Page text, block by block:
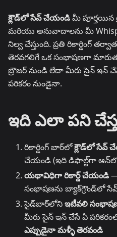
క్లౌడ్‌లో సేవ్ చేయండిమీ పూర్తయిన
మరియు అనువాదాలను మీ
నిల్వ చేస్తుంది. ప్రతి రికార్డింగ్
తెరవగలిగే ఒక సంభాషణగా
బ్రౌజర్ నుండి లేదా మీరు సైన్ ఇన్
పరికరం నుండైనా.
ఇది ఎలా పని
రికార్డింగ్ బార్‌లోక్లౌడ్‌లో సేవ్
చేయండి (ఇది డిఫాల్ట్‌గా ఆన్‌లో
యథావిధిగా రికార్డ్ చేయండి
సంభాషణను బ్యాక్‌గ్రౌండ్‌లో సేవ్
సైడ్‌బార్‌లోనిఇటీవలి
మీరు సైన్ ఇన్ చేసే ఏ
ఎప్పుడైనా మళ్ళీ తెరవండి